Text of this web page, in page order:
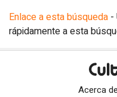
Enlace a esta búsqueda -
rápidamente a esta
Acerca